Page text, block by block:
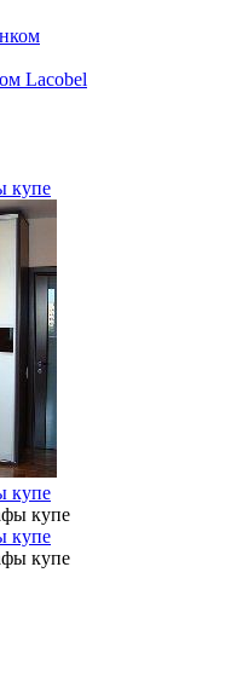
Lacobel
купе
купе
купе